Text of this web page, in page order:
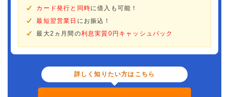
カード発行と同時に借入も可能！
最短翌営業日 にお振込！
最大2ヵ月間の利息実質0円キャッシュバック
詳しく知りたい方はこちら